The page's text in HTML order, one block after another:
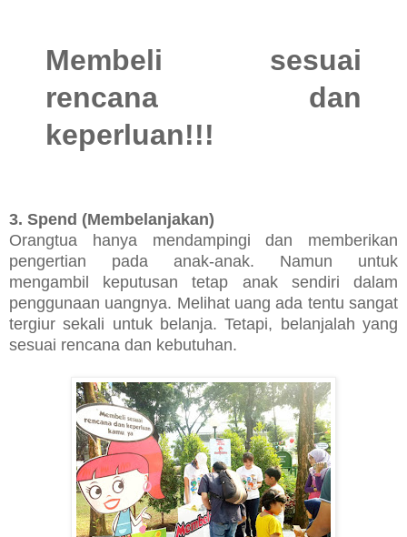
Membeli sesuai
rencana dan
keperluan!!!
3. Spend (Membelanjakan)
Orangtua hanya mendampingi dan memberikan
pengertian pada anak-anak. Namun untuk
mengambil keputusan tetap anak sendiri dalam
penggunaan uangnya. Melihat uang ada tentu sangat
tergiur sekali untuk belanja. Tetapi, belanjalah yang
sesuai rencana dan kebutuhan.